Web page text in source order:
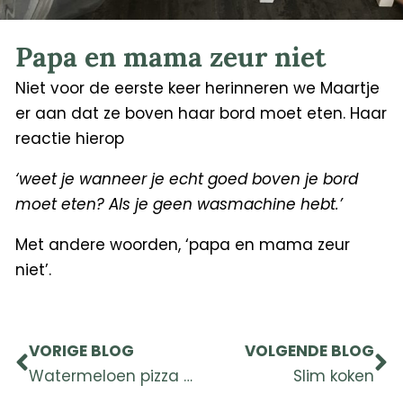
Papa en mama zeur niet
Niet voor de eerste keer herinneren we Maartje
er aan dat ze boven haar bord moet eten. Haar
reactie hierop
‘weet je wanneer je echt goed boven je bord
moet eten? Als je geen wasmachine hebt.’
Met andere woorden, ‘papa en mama zeur
niet’.
VORIGE BLOG
Watermeloen pizza – traktatie
VOLGENDE BLOG
Slim koken